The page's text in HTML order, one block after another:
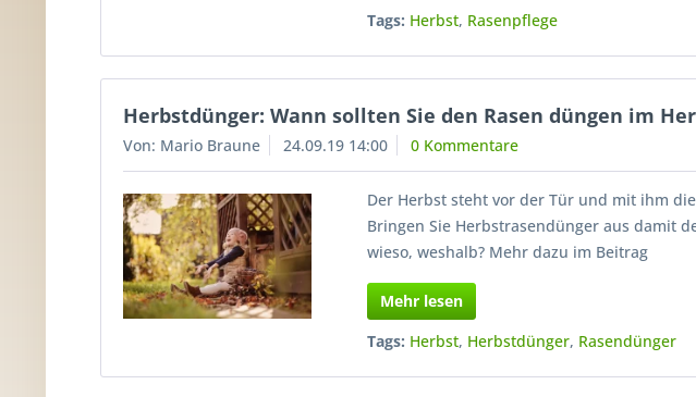
Tags: Herbst, Rasenpflege
Herbstdünger: Wann sollten Sie den Rasen düngen im
Von: Mario Braune 24.09.19 14:00 0 Kommentare
Der Herbst steht vor der Tür und mit ihm
Bringen Sie Herbstrasendünger aus damit
wieso, weshalb? Mehr dazu im Beitrag
Mehr lesen
Tags: Herbst, Herbstdünger, Rasendünger